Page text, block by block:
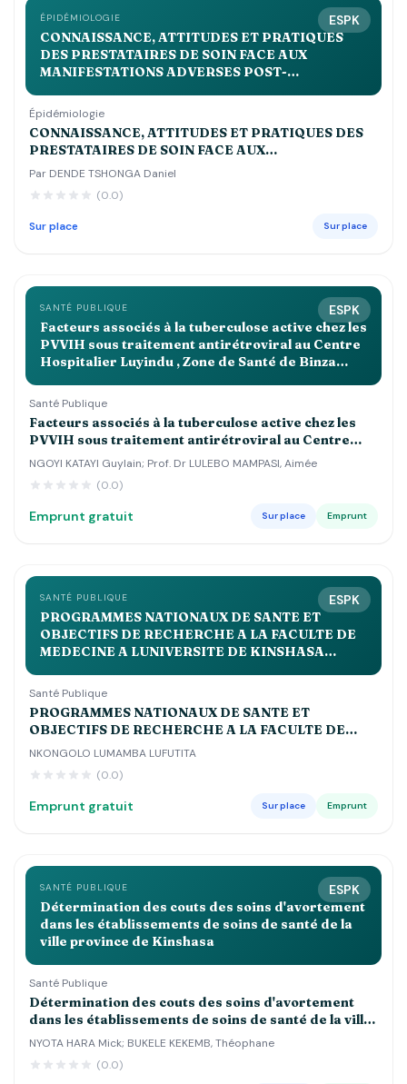
ESPK
ÉPIDÉMIOLOGIE
CONNAISSANCE, ATTITUDES ET PRATIQUES
DES PRESTATAIRES DE SOIN FACE AUX
MANIFESTATIONS ADVERSES POST-
KALEME EN 2023
Épidémiologie
CONNAISSANCE, ATTITUDES ET PRATIQUES DES
PRESTATAIRES DE SOIN FACE AUX
MANIFESTATIONS ADVERSES POST-
KALEME EN 2023
Par DENDE TSHONGA Daniel
(0.0)
Sur place Sur place
ESPK
SANTÉ PUBLIQUE
Facteurs associés à la tuberculose active chez les
PVVIH sous traitement antirétroviral au Centre
Hospitalier Luyindu , Zone de Santé de Binza
Santé Publique
Facteurs associés à la tuberculose active chez les
PVVIH sous traitement antirétroviral au Centre
Hospitalier Luyindu , Zone de Santé de Binza Ozone
Kinshasa 2021 2022
NGOYI KATAYI Guylain; Prof. Dr LULEBO MAMPASI, Aimée
(0.0)
Emprunt gratuit Sur place Emprunt
ESPK
SANTÉ PUBLIQUE
PROGRAMMES NATIONAUX DE SANTE ET
OBJECTIFS DE RECHERCHE A LA FACULTE DE
MEDECINE A LUNIVERSITE DE KINSHASA
Santé Publique
PROGRAMMES NATIONAUX DE SANTE ET
OBJECTIFS DE RECHERCHE A LA FACULTE DE
MEDECINE A LUNIVERSITE DE KINSHASA
NKONGOLO LUMAMBA LUFUTITA
(0.0)
Emprunt gratuit Sur place Emprunt
ESPK
SANTÉ PUBLIQUE
Détermination des couts des soins d'avortement
dans les établissements de soins de santé de la
ville province de Kinshasa
Santé Publique
Détermination des couts des soins d'avortement
dans les établissements de soins de santé de la ville
province de Kinshasa
NYOTA HARA Mick; BUKELE KEKEMB, Théophane
(0.0)